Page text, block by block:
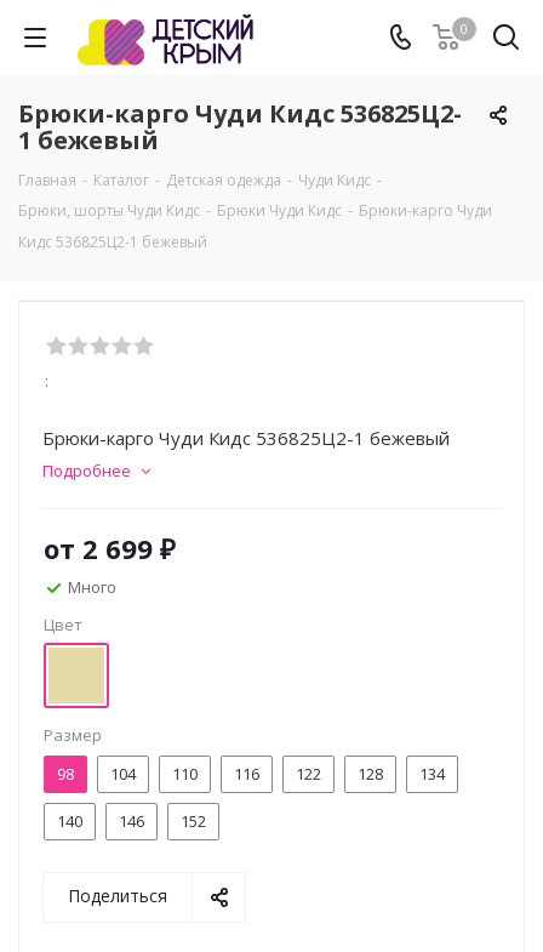
0
Брюки-карго Чуди Кидс 536825Ц2-
1 бежевый
Главная - Каталог - Детская одежда - Чуди Кидс -
Брюки, шорты Чуди Кидс - Брюки Чуди Кидс - Брюки-карго Чуди
Кидс 536825Ц2-1 бежевый
:
Брюки-карго Чуди Кидс 536825Ц2-1 бежевый
Подробнее
от 2 699 ₽
Много
Цвет
Размер
98
104 110 116 122 128 134
140 146 152
Поделиться